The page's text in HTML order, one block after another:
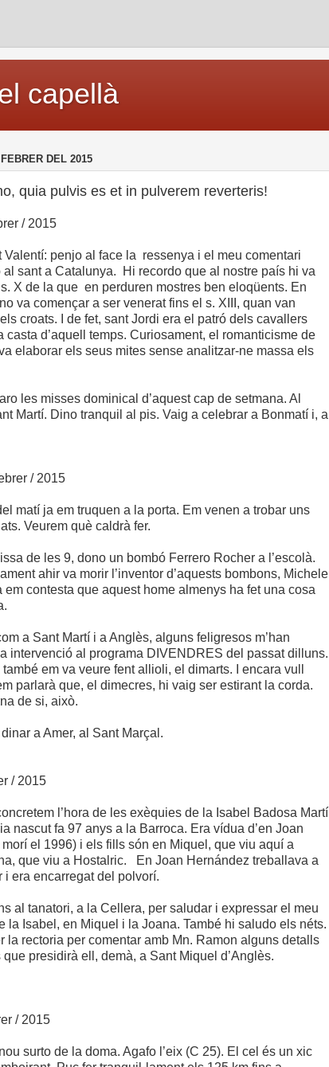
capellà
DEL 2015
quia pulvis es et in pulverem reverteris!
/ 2015
Valentí: penjo al face la ressenya i el meu comentari
sant a Catalunya. Hi recordo que al nostre país hi va
X de la que en perduren mostres ben eloqüents. En
va començar a ser venerat fins el s. XIII, quan van
croats. I de fet, sant Jordi era el patró dels cavallers
casta d’aquell temps. Curiosament, el romanticisme de
elaborar els seus mites sense analitzar-ne massa els
les misses dominical d’aquest cap de setmana. Al
Martí. Dino tranquil al pis. Vaig a celebrar a Bonmatí i, a
/ 2015
matí ja em truquen a la porta. Em venen a trobar uns
Veurem què caldrà fer.
de les 9, dono un bombó Ferrero Rocher a l’escolà.
ahir va morir l’inventor d’aquests bombons, Michele
em contesta que aquest home almenys ha fet una cosa
a Sant Martí i a Anglès, alguns feligresos m’han
intervenció al programa DIVENDRES del passat dilluns.
em va veure fent allioli, el dimarts. I encara vull
parlarà que, el dimecres, hi vaig ser estirant la corda.
de si, això.
a Amer, al Sant Marçal.
/ 2015
l’hora de les exèquies de la Isabel Badosa Martí
nascut fa 97 anys a la Barroca. Era vídua d’en Joan
el 1996) i els fills són en Miquel, que viu aquí a
que viu a Hostalric. En Joan Hernández treballava a
i era encarregat del polvorí.
al tanatori, a la Cellera, per saludar i expressar el meu
la Isabel, en Miquel i la Joana. També hi saludo els néts.
la rectoria per comentar amb Mn. Ramon alguns detalls
presidirà ell, demà, a Sant Miquel d’Anglès.
/ 2015
surto de la doma. Agafo l’eix (C 25). El cel és un xic